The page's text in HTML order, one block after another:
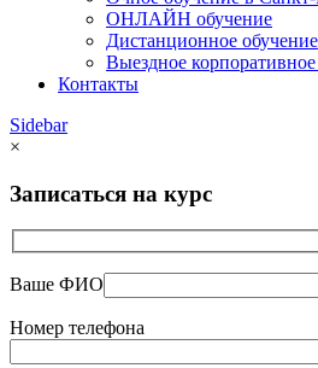
ОНЛАЙН обучение
Дистанционное обучение
Выездное
Контакты
Sidebar
×
Записаться на курс
Ваше ФИО
Номер телефона